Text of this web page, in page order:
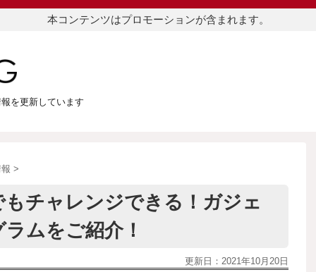
本コンテンツはプロモーションが含まれます。
を更新しています
>
チャレンジできる！ガジェ
ムをご紹介！
更新日： 2021年10月20日